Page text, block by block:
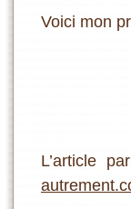
Voici mon
L’article